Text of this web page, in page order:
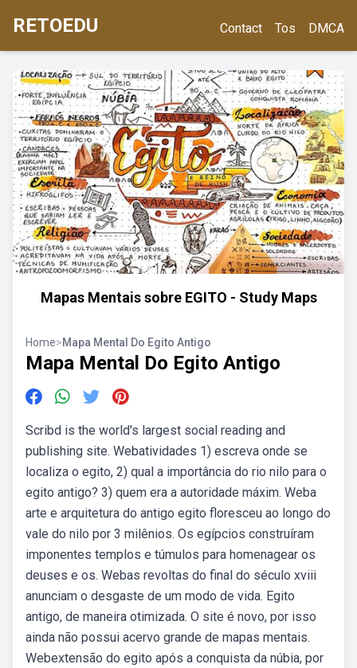
RETOEDU Contact Tos DMCA
Mapas Mentais sobre EGITO - Study Maps
Home>Mapa Mental Do Egito Antigo
Mapa Mental Do Egito Antigo
Scribd is the world's largest social reading and
publishing site. Webatividades 1) escreva onde se
localiza o egito, 2) qual a importância do rio nilo para o
egito antigo? 3) quem era a autoridade máxim. Weba
arte e arquitetura do antigo egito floresceu ao longo do
vale do nilo por 3 milênios. Os egípcios construíram
imponentes templos e túmulos para homenagear os
deuses e os. Webas revoltas do final do século xviii
anunciam o desgaste de um modo de vida. Egito
antigo, de maneira otimizada. O site é novo, por isso
ainda não possui acervo grande de mapas mentais.
Webextensão do egito após a conquista da núbia, por